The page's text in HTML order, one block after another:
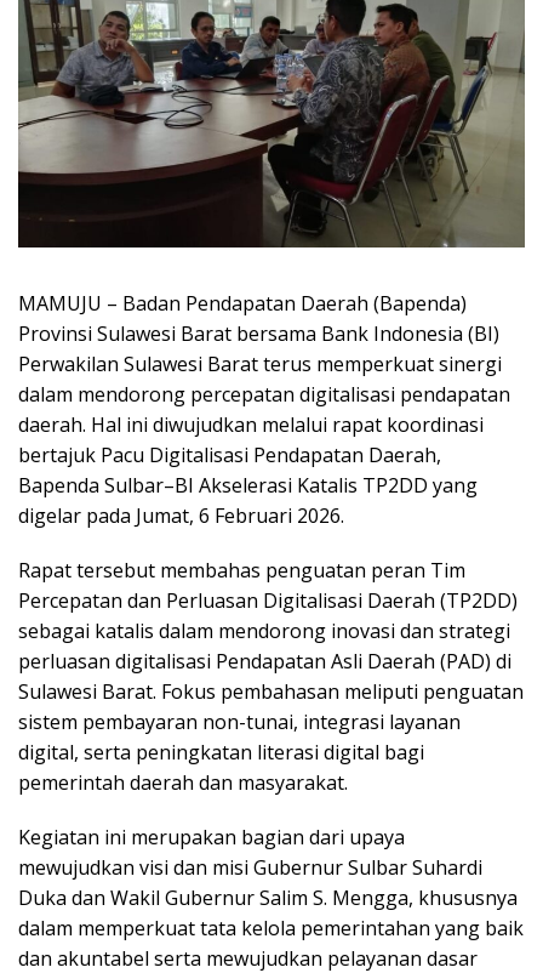
MAMUJU – Badan Pendapatan Daerah (Bapenda)
Provinsi Sulawesi Barat bersama Bank Indonesia (BI)
Perwakilan Sulawesi Barat terus memperkuat sinergi
dalam mendorong percepatan digitalisasi pendapatan
daerah. Hal ini diwujudkan melalui rapat koordinasi
bertajuk Pacu Digitalisasi Pendapatan Daerah,
Bapenda Sulbar–BI Akselerasi Katalis TP2DD yang
digelar pada Jumat, 6 Februari 2026.
Rapat tersebut membahas penguatan peran Tim
Percepatan dan Perluasan Digitalisasi Daerah (TP2DD)
sebagai katalis dalam mendorong inovasi dan strategi
perluasan digitalisasi Pendapatan Asli Daerah (PAD) di
Sulawesi Barat. Fokus pembahasan meliputi penguatan
sistem pembayaran non-tunai, integrasi layanan
digital, serta peningkatan literasi digital bagi
pemerintah daerah dan masyarakat.
Kegiatan ini merupakan bagian dari upaya
mewujudkan visi dan misi Gubernur Sulbar Suhardi
Duka dan Wakil Gubernur Salim S. Mengga, khususnya
dalam memperkuat tata kelola pemerintahan yang baik
dan akuntabel serta mewujudkan pelayanan dasar